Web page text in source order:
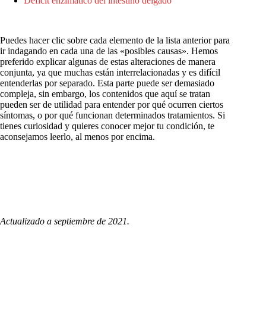
Puedes hacer clic sobre cada elemento de la lista anterior para
ir indagando en cada una de las «posibles causas». Hemos
preferido explicar algunas de estas alteraciones de manera
conjunta, ya que muchas están interrelacionadas y es difícil
entenderlas por separado. Esta parte puede ser demasiado
compleja, sin embargo, los contenidos que aquí se tratan
pueden ser de utilidad para entender por qué ocurren ciertos
síntomas, o por qué funcionan determinados tratamientos. Si
tienes curiosidad y quieres conocer mejor tu condición, te
aconsejamos leerlo, al menos por encima.
Actualizado a septiembre de 2021.